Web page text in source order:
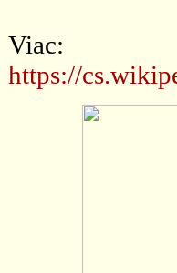
Viac:
https://